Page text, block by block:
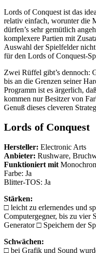
Lords of Conquest ist das
relativ einfach, worunter die
dürfen’s sehr gemütlich
komplexere Partien mit
Auswahl der Spielfelder
für den Lords of Conquest-
Zwei Rüffel gibt’s dennoch:
bis an die Grenzen seiner
Programm ist es ärgerlich,
kommen nur Besitzer von
Genuß dieses cleveren
Lords of Conquest
Hersteller: Electronic Arts
Anbieter: Rushware,
Funktioniert mit
Farbe: Ja
Blitter-TOS: Ja
Stärken:
□ leicht zu erlernendes und
Computergegner, bis zu vier
Generator □ Speichern der
Schwächen:
□ bei Grafik und Sound